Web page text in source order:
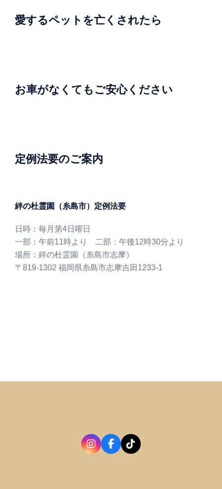
愛するペットを亡くされたら
お車がなくてもご安心ください
定例法要のご案内
絆の杜霊園（糸島市）定例法要
日時：毎月第4日曜日
一部：午前11時より 二部：午後12時30分より
場所：絆の杜霊園（糸島市志摩）
〒819-1302 福岡県糸島市志摩吉田1233-1